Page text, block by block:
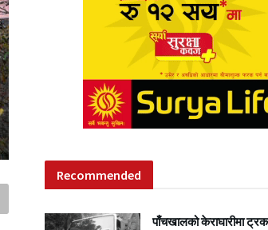
Recommended
पाँचखालको केराघारीमा